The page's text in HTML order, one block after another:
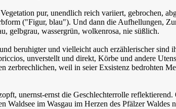
pur, unendlich reich variiert, gebrochen,
("Figur, blau"). Und dann die Aufhellungen,
gelbgrau, wassergrün, wolkenrosa, nie süßlich.
beruhigter und vielleicht auch erzählerischer
unverstellt und direkt, Körbe und andere
zerbrechlichen, weil in seier Exsistenz bedrohten
unernst-ernst die Geschlechterrolle
im Wasgau im Herzen des Pfälzer